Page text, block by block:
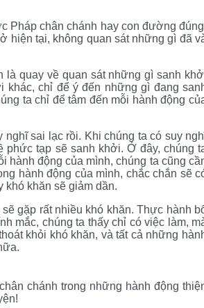
Pháp chân chánh hay con đường
hiện tại, không quan sát những gì đã
là quay về quan sát những gì sanh
khác, chỉ để ý đến những gì đang
ta chỉ để tâm đến mỗi hành động
nghĩ sai lạc rồi. Khi chúng ta có suy
phức tạp sẽ sanh khởi. Ở đây, chúng
hành động của mình, chúng ta cũng
hành động của mình, chắc chắn sẽ
khó khăn sẽ giảm dần.
gặp rất nhiều khó khăn. Thực hành
mắc, chúng ta thấy chỉ có việc làm,
khỏi khó khăn, và tất cả những
chánh trong những hành động